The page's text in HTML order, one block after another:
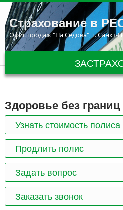
Перейти к основному
Страхование в
Офис продаж "На Седова", г. Санкт-
Здоровье без границ
Узнать стоимость полиса
Продлить полис
Задать вопрос
Заказать звонок